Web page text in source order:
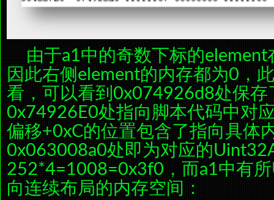
由于a1中的奇数下标的
因此右侧element的内存都为0，
看，可以看到0x074926d8处保存
0x74926E0处指向脚本代码中对
偏移+0xC的位置包含了指向具体
0x063008a0处即为对应的
252*4=1008=0x3f0，而a1中有
向连续布局的内存空间：